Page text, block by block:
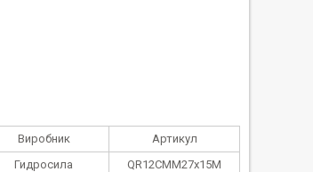
Виробник
Артикул
Гидросила
QR12CMM27х15M